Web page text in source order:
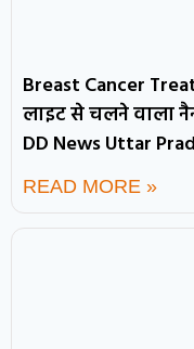
Breast Cancer
लाइट से चलने वाला
DD News Uttar
READ MORE »